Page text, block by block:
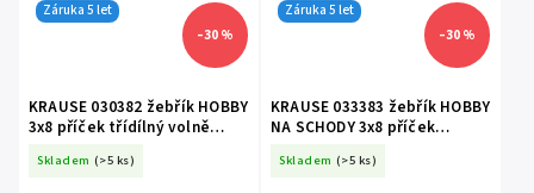
Záruka 5 let
–30 %
KRAUSE 030382 žebřík HOBBY
3x8 příček třídílný volně
Skladem (>5 ks)
Záruka 5 let
–30 %
KRAUSE 033383 žebřík HOBBY
NA SCHODY 3x8 příček
Skladem (>5 ks)